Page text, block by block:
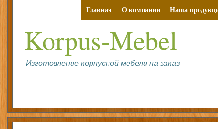
Главная О компании Наша
Korpus-Mebel
Изготовление корпусной мебели на заказ